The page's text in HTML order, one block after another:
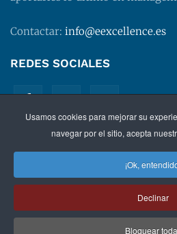
Usamos cookies para mejorar su
navegar por el sitio, acepta
¡Ok,
Declinar
Bloquear
Contactar: info@eexcellence.es
REDES SOCIALES
©2026 EXECUTIVE